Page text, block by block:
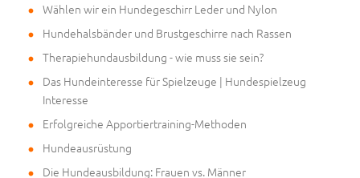
Wählen wir ein Hundegeschirr Leder und Nylon
Hundehalsbänder und Brustgeschirre nach Rassen
Therapiehundausbildung - wie muss sie sein?
Das Hundeinteresse für Spielzeuge | Hundespielzeug
Interesse
Erfolgreiche Apportiertraining-Methoden
Hundeausrüstung
Die Hundeausbildung: Frauen vs. Männer